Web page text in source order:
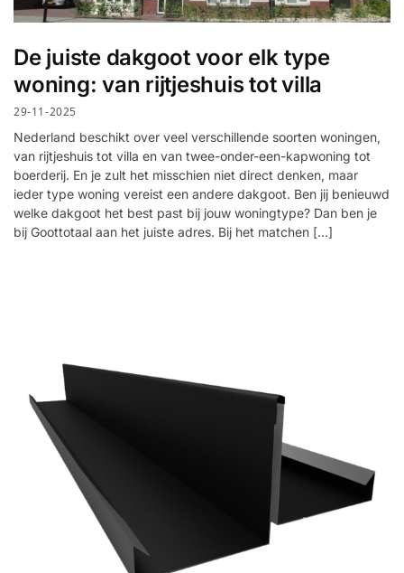
De juiste dakgoot voor elk type
woning: van rijtjeshuis tot villa
29-11-2025
Nederland beschikt over veel verschillende soorten woningen,
van rijtjeshuis tot villa en van twee-onder-een-kapwoning tot
boerderij. En je zult het misschien niet direct denken, maar
ieder type woning vereist een andere dakgoot. Ben jij benieuwd
welke dakgoot het best past bij jouw woningtype? Dan ben je
bij Goottotaal aan het juiste adres. Bij het matchen […]